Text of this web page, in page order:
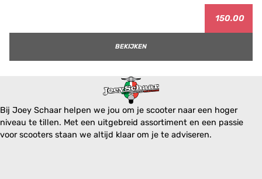
150.00
BEKIJKEN
Bij Joey Schaar helpen we jou om je scooter naar een hoger
niveau te tillen. Met een uitgebreid assortiment en een passie
voor scooters staan we altijd klaar om je te adviseren.